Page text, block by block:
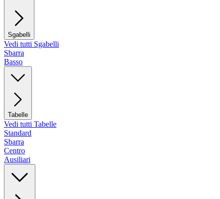
Sgabelli
Vedi tutti Sgabelli
Sbarra
Basso
Tabelle
Vedi tutti Tabelle
Standard
Sbarra
Centro
Ausiliari